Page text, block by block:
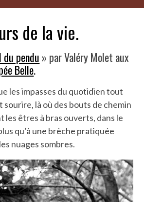
de la vie.
pendu » par Valéry Molet aux
Belle.
les impasses du quotidien tout
sourire, là où des bouts de chemin
les êtres à bras ouverts, dans le
qu’à une brèche pratiquée
nuages sombres.